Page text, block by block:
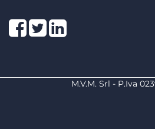
Facebook
TwitterLinkedIn
M.V.M. Srl - P.Iva